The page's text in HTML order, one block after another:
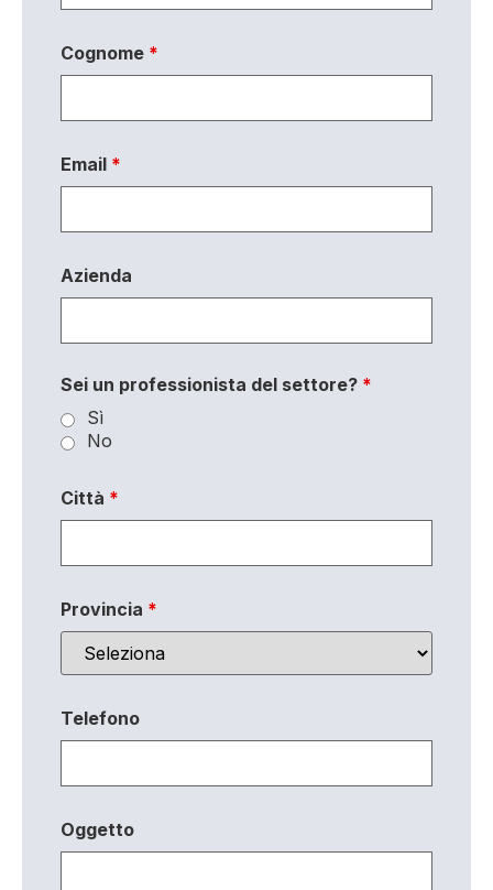
Cognome *
Email *
Azienda
Sei un professionista del settore? *
Sì
No
Città *
Provincia *
Telefono
Oggetto